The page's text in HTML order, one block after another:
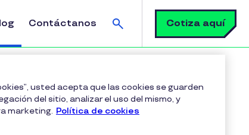
Contáctanos
Buscar
Cotiza aquí
de contenido
usted acepta que las cookies se guarden
del sitio, analizar el uso del mismo, y
marketing. Política de cookies